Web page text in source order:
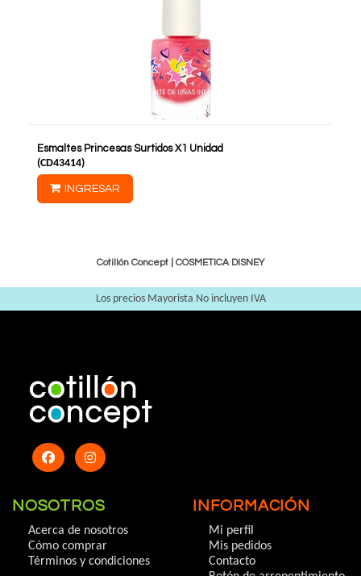
Esmaltes Princesas Surtidos X1 Unidad
(CD43414)
INGRESAR
Cotillón Concept | COSMETICA DISNEY
Los precios Mayorista No incluyen IVA
NOSOTROS
Acerca de nosotros
Cómo comprar
Términos y condiciones
INFORMACIÓN
Mi perfil
Mis pedidos
Contacto